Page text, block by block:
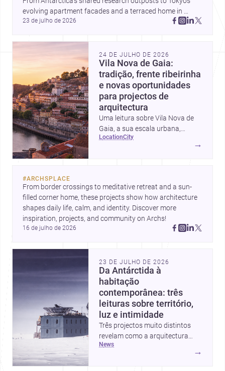
evolving apartment facades and a terraced home in
Amman, these projects show how architecture adapts to
23 de julho de 2026
24 DE JULHO DE 2026
Vila Nova de Gaia:
tradição, frente ribeirinha
e novas oportunidades
para projectos de
arquitectura
Uma leitura sobre Vila Nova de
Gaia, a sua escala urbana,
património arquitectónico e
<a
href="https://www.archsplace.pt/
nova-de-gaia">construtoras</a>
para iniciar um projecto.
location city
→
#ARCHSPLACE
From border crossings to meditative retreat and a sun-
filled corner home, these projects show how architecture
shapes daily life, calm, and identity. Discover more
inspiration, projects, and community on Archs!
16 de julho de 2026
23 DE JULHO DE 2026
Da Antárctida à
habitação
contemporânea: três
leituras sobre território,
luz e intimidade
Três projectos muito distintos
revelam como a arquitectura
pode responder a contextos
news
→